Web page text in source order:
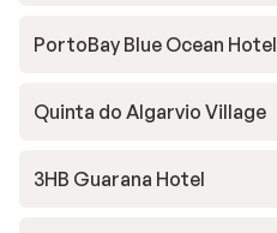
PortoBay Blue Ocean Hotel
Quinta do Algarvio Village
3HB Guarana Hotel